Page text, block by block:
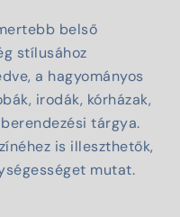
belső
stílusához
a hagyományos
irodák, kórházak,
tárgya.
is illeszthetők,
mutat.